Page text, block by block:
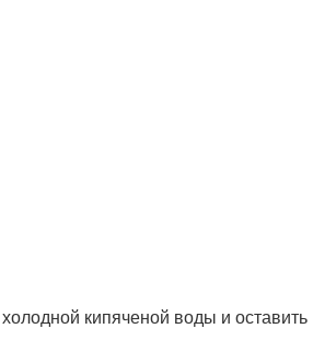
кипяченой воды и оставить